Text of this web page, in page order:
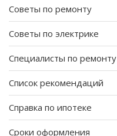
Советы по ремонту
Советы по электрике
Специалисты по ремонту
Список рекомендаций
Справка по ипотеке
Сроки оформления